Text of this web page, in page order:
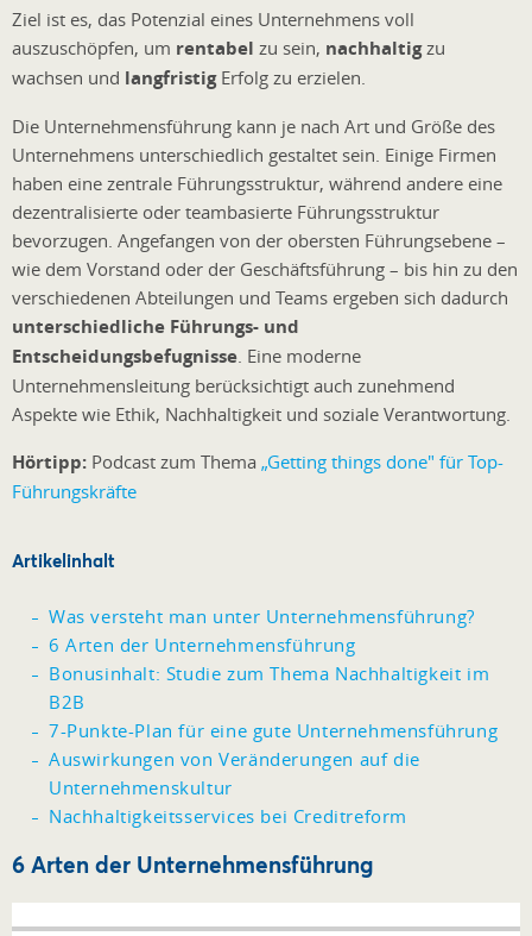
Ziel ist es, das Potenzial eines Unternehmens voll
auszuschöpfen, um rentabel zu sein, nachhaltigzu
wachsen und langfristigErfolg zu erzielen.
Die Unternehmensführung kann je nach Art und Größe des
Unternehmens unterschiedlich gestaltet sein. Einige Firmen
haben eine zentrale Führungsstruktur, während andere eine
dezentralisierte oder teambasierte Führungsstruktur
bevorzugen. Angefangen von der obersten Führungsebene –
wie dem Vorstand oder der Geschäftsführung – bis hin zu den
verschiedenen Abteilungen und Teams ergeben sich dadurch
unterschiedliche Führungs- und
Entscheidungsbefugnisse . Eine moderne
Unternehmensleitung berücksichtigt auch zunehmend
Aspekte wie Ethik, Nachhaltigkeit und soziale Verantwortung.
Hörtipp: Podcast zum Thema „Getting things done" für Top-
Führungskräfte
Artikelinhalt
Was versteht man unter Unternehmensführung?
6 Arten der Unternehmensführung
Bonusinhalt: Studie zum Thema Nachhaltigkeit im
B2B
7-Punkte-Plan für eine gute Unternehmensführung
Auswirkungen von Veränderungen auf die
Unternehmenskultur
Nachhaltigkeitsservices bei Creditreform
6 Arten der Unternehmensführung